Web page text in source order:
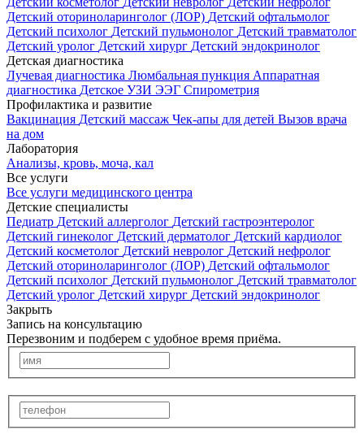
Детский оториноларинголог (ЛОР) Детский офтальмолог
Детский психолог Детский пульмонолог Детский травматолог
Детский уролог Детский хирург Детский эндокринолог
Детская диагностика
Лучевая диагностика Люмбальная пункция Аппаратная
диагностика Детское УЗИ ЭЭГ Спирометрия
Профилактика и развитие
Вакцинация Детский массаж Чек-апы для детей Вызов врача
на дом
Лаборатория
Анализы, кровь, моча, кал
Все услуги
Все услуги медицинского центра
Детские специалисты
Педиатр Детский аллерголог Детский гастроэнтеролог
Детский гинеколог Детский дерматолог Детский кардиолог
Детский косметолог Детский невролог Детский нефролог
Детский оториноларинголог (ЛОР) Детский офтальмолог
Детский психолог Детский пульмонолог Детский травматолог
Детский уролог Детский хирург Детский эндокринолог
Закрыть
Запись на консультацию
Перезвоним и подберем с удобное время приёма.